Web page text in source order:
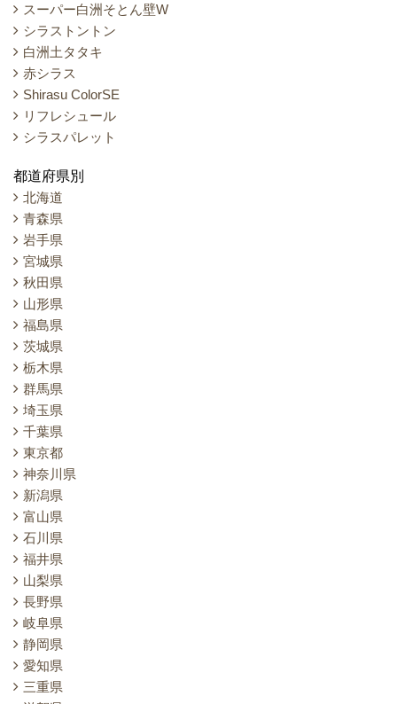
スーパー白洲そとん壁W
シラストントン
白洲土タタキ
赤シラス
Shirasu ColorSE
リフレシュール
シラスパレット
都道府県別
北海道
青森県
岩手県
宮城県
秋田県
山形県
福島県
茨城県
栃木県
群馬県
埼玉県
千葉県
東京都
神奈川県
新潟県
富山県
石川県
福井県
山梨県
長野県
岐阜県
静岡県
愛知県
三重県